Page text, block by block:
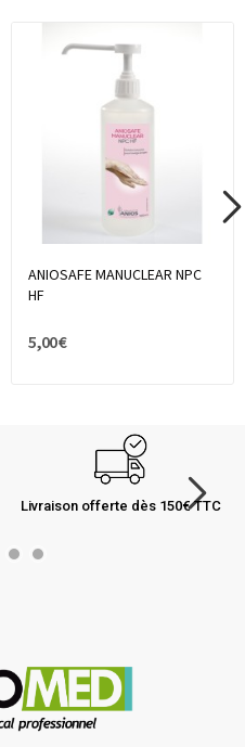
ANIOSAFE MANUCLEAR NPC
HF
5,00 €
Livraison offerte dès 150€ TTC